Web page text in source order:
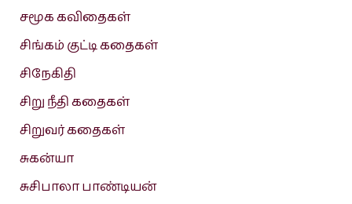
சமூக கவிதைகள்
சிங்கம் குட்டி கதைகள்
சிநேகிதி
சிறு நீதி கதைகள்
சிறுவர் கதைகள்
சுகன்யா
சுசிபாலா பாண்டியன்